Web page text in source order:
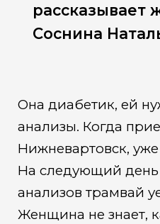
рассказывает
Соснина
Она диабетик, ей
анализы. Когда
Нижневартовск,
На следующий
анализов трамвай
Женщина не знает,